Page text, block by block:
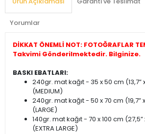
Yorumlar
DİKKAT ÖNEMLİ NOT: FOTOĞRAFLAR
Takvimi Gönderilmektedir. Bilginize.
BASKI EBATLARI:
240gr. mat kağıt - 35 x 50 cm (13,7”
(MEDIUM)
240gr. mat kağıt - 50 x 70 cm (19,7”
(LARGE)
140gr. mat kağıt - 70 x 100 cm
(EXTRA LARGE)